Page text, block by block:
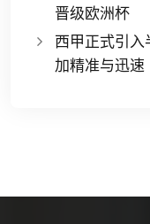
晋级欧洲杯
西甲正式引入
加精准与迅速